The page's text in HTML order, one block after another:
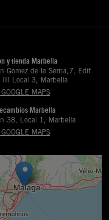
y tienda Marbella
Gómez de la Serna,7, Edif
III Local 3, Marbella
MAPS
Marbella
38, Local 1, Marbella
MAPS